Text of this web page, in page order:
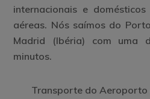
internacionais e
aéreas. Nós saímos do
Madrid (Ibéria) com uma
minutos.
Transporte do Aeroporto